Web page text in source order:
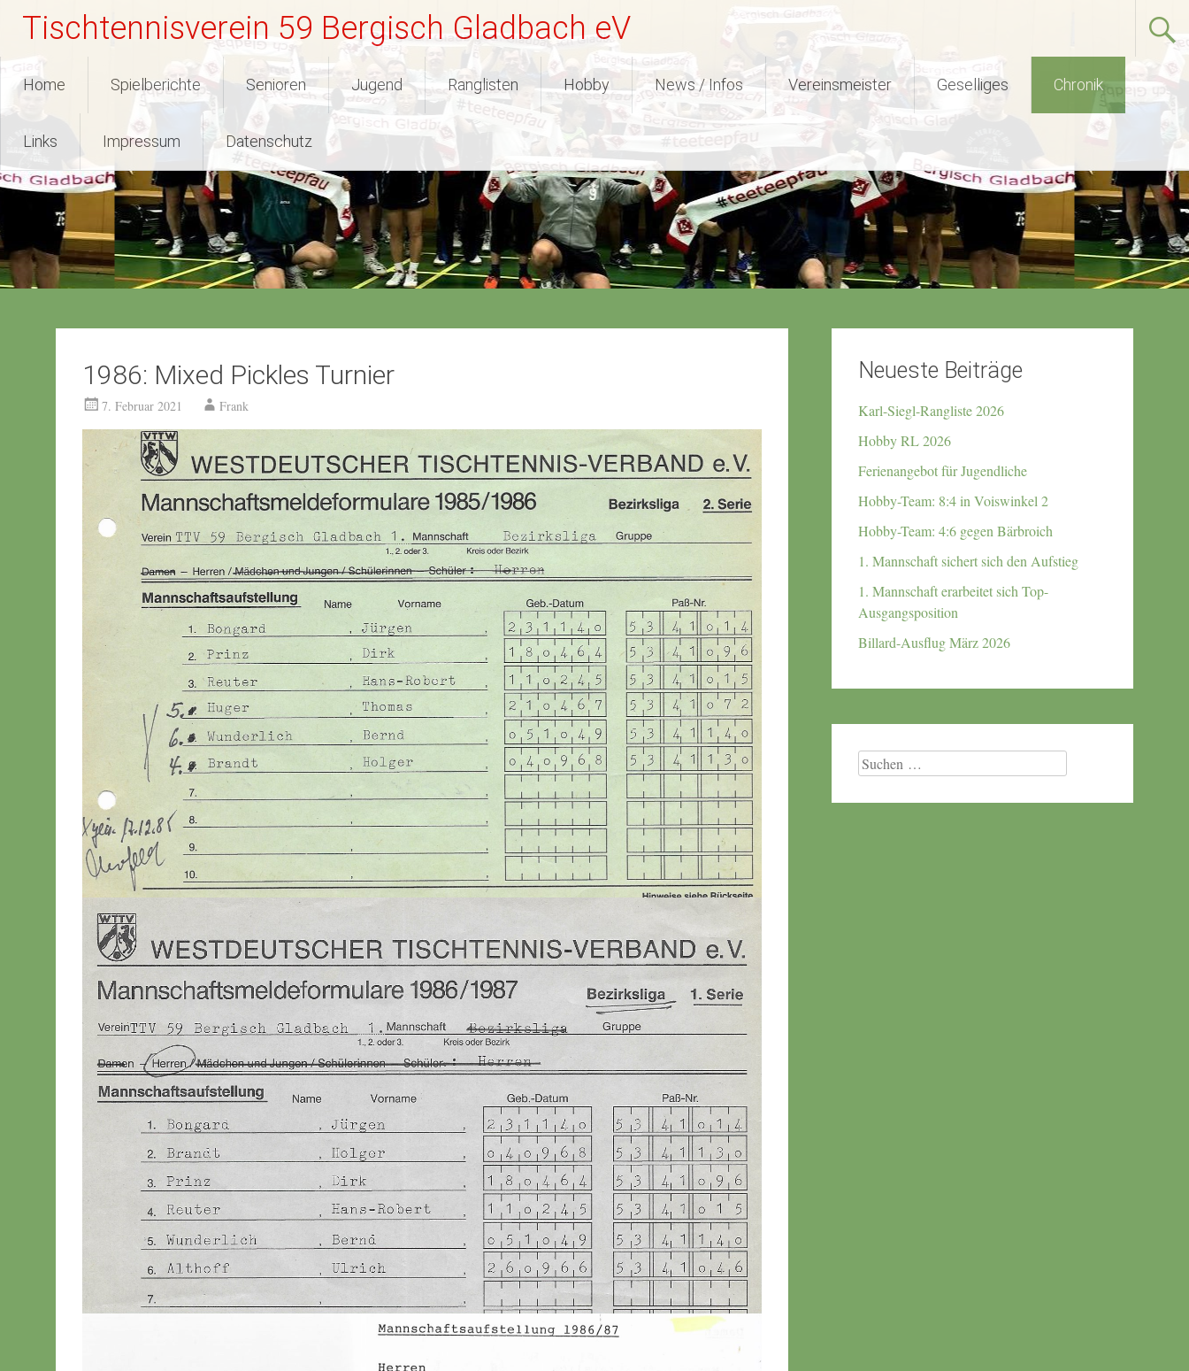
Tischtennisverein 59 Bergisch Gladbach eV
Home Spielberichte Senioren Jugend Ranglisten Hobby News / Infos Vereinsmeister Geselliges Chronik
Links Impressum Datenschutz
1986: Mixed Pickles Turnier
7. Februar 2021 Frank
Neueste Beiträge
Karl-Siegl-Rangliste 2026
Hobby RL 2026
Ferienangebot für Jugendliche
Hobby-Team: 8:4 in Voiswinkel 2
Hobby-Team: 4:6 gegen Bärbroich
1. Mannschaft sichert sich den Aufstieg
1. Mannschaft erarbeitet sich Top-
Ausgangsposition
Billard-Ausflug März 2026
Suchen
nach: